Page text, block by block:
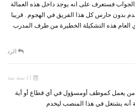
الجواب فستعرف على انه يوجد داخل هذه العمالة
بدون حارس كل هذا الفريق في الهجوم . قريبا
هذه التشكيلة الخطيرة من طرف المدرب
الرد
يعمل كموظف أومسؤول في أي قطاع أو أية
أنه يشتغل في هذا المنصب ليخدم